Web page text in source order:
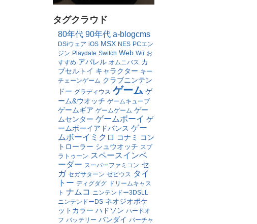
タグクラウド
80年代 90年代 a-blogcms
DSiウェア iOS MSX NES PCエン
ジン Playdate Switch Web Wii お
すすめ アパレル オムニバス カ
プセルトイ キャラクター キー
チェーンゲーム クラブニンテン
ドー グラディウス ゲーム ゲ
ーム&ウオッチ ゲームキューブ
ゲームギア ゲームゲーム ゲー
ムセンター ゲームボーイ ゲ
ームボーイアドバンス ゲー
ムボーイミクロ コナミ
コン
トローラー シュウオッチ スプ
ラトゥーン スペースインベ
ーダー スーパーファミコン セ
ガ セガサターン ゼビウス タイ
トー ディグダグ ドリームキャス
ト ナムコ ニンテンドー3DSLL
ニンテンドーDS ネオジオポケ
ットカラー ハドソン ハードオ
フ バッテリー バンダイ バーチャ